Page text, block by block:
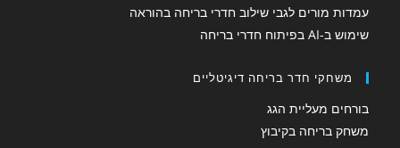
עמדות מורים לגבי שילוב חדרי בריחה בהוראה
שימוש ב-AI בפיתוח חדרי בריחה
משחקי חדר בריחה דיגיטליים
בורחים מעליית הגג
משחק בריחה בקיבוץ